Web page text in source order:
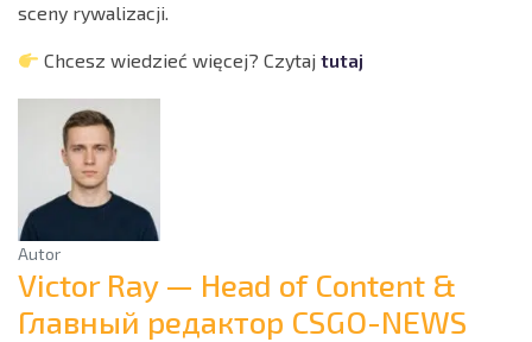
sceny rywalizacji.
Chcesz wiedzieć więcej? Czytajtutaj
Autor
Victor Ray — Head of Content &
Главный редактор CSGO-NEWS